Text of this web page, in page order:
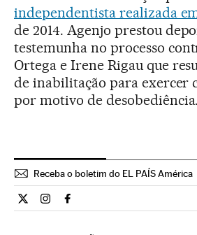
independentista realizada
de 2014. Agenjo prestou
testemunha no processo
Ortega e Irene Rigau que
de inabilitação para exercer
por motivo de desobediência.
Receba o boletim do EL PAÍS América
Internacional El País Brasil en Twitter
Internacional El País Brasil en
Internacional El País Brasil